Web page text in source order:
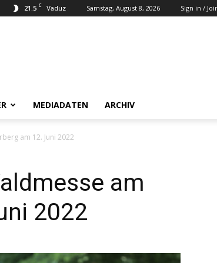
21.5 C Vaduz Samstag, August 8, 2026 Sign in /
MEDIADATEN ARCHIV
am 12. Juni 2022
am
2022